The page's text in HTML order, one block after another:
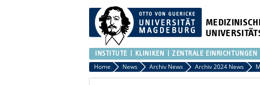
INSTITUTE KLINIKEN ZENTRALE EINRICHTUNGEN
Home News Archiv News Archiv 2024 News